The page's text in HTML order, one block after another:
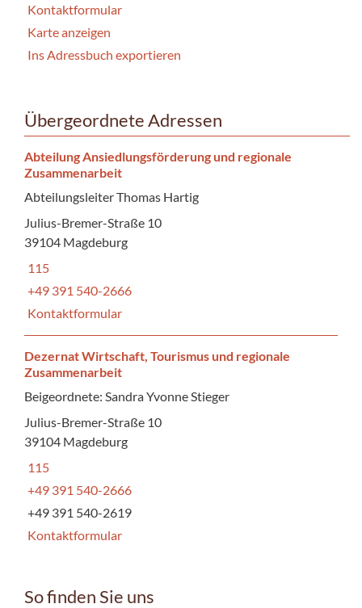
Kontaktformular
Karte anzeigen
Ins Adressbuch exportieren
Übergeordnete Adressen
Abteilung Ansiedlungsförderung und regionale
Zusammenarbeit
Abteilungsleiter Thomas Hartig
Julius-Bremer-Straße 10
39104 Magdeburg
115
+49 391 540-2666
Kontaktformular
Dezernat Wirtschaft, Tourismus und regionale
Zusammenarbeit
Beigeordnete: Sandra Yvonne Stieger
Julius-Bremer-Straße 10
39104 Magdeburg
115
+49 391 540-2666
+49 391 540-2619
Kontaktformular
So finden Sie uns